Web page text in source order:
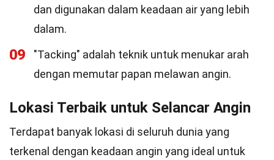
dan digunakan dalam keadaan air yang lebih
dalam.
09
"Tacking" adalah teknik untuk menukar arah
dengan memutar papan melawan angin.
Lokasi Terbaik untuk Selancar Angin
Terdapat banyak lokasi di seluruh dunia yang
terkenal dengan keadaan angin yang ideal untuk